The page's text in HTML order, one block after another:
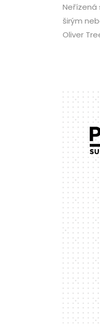
Neřízená
širým
Oliver